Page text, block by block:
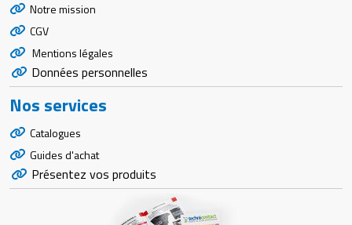
Notre mission
CGV
Mentions légales
Données personnelles
Nos services
Catalogues
Guides d'achat
Présentez vos produits